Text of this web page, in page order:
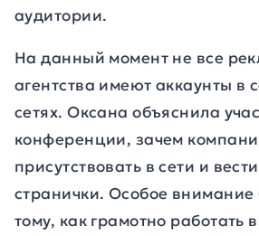
аудитории.
На данный момент не все
агентства имеют аккаунты в
сетях. Оксана объяснила
конференции, зачем
присутствовать в сети и
странички. Особое внимание
тому, как грамотно работать